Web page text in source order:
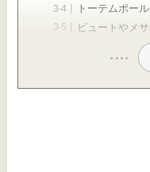
トーテムポール
ビュートやメサ